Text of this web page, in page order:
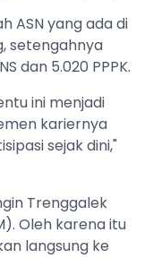
ASN yang ada di
setengahnya
dan 5.020 PPPK.
ini menjadi
kariernya
sejak dini,"
Trenggalek
Oleh karena itu
langsung ke